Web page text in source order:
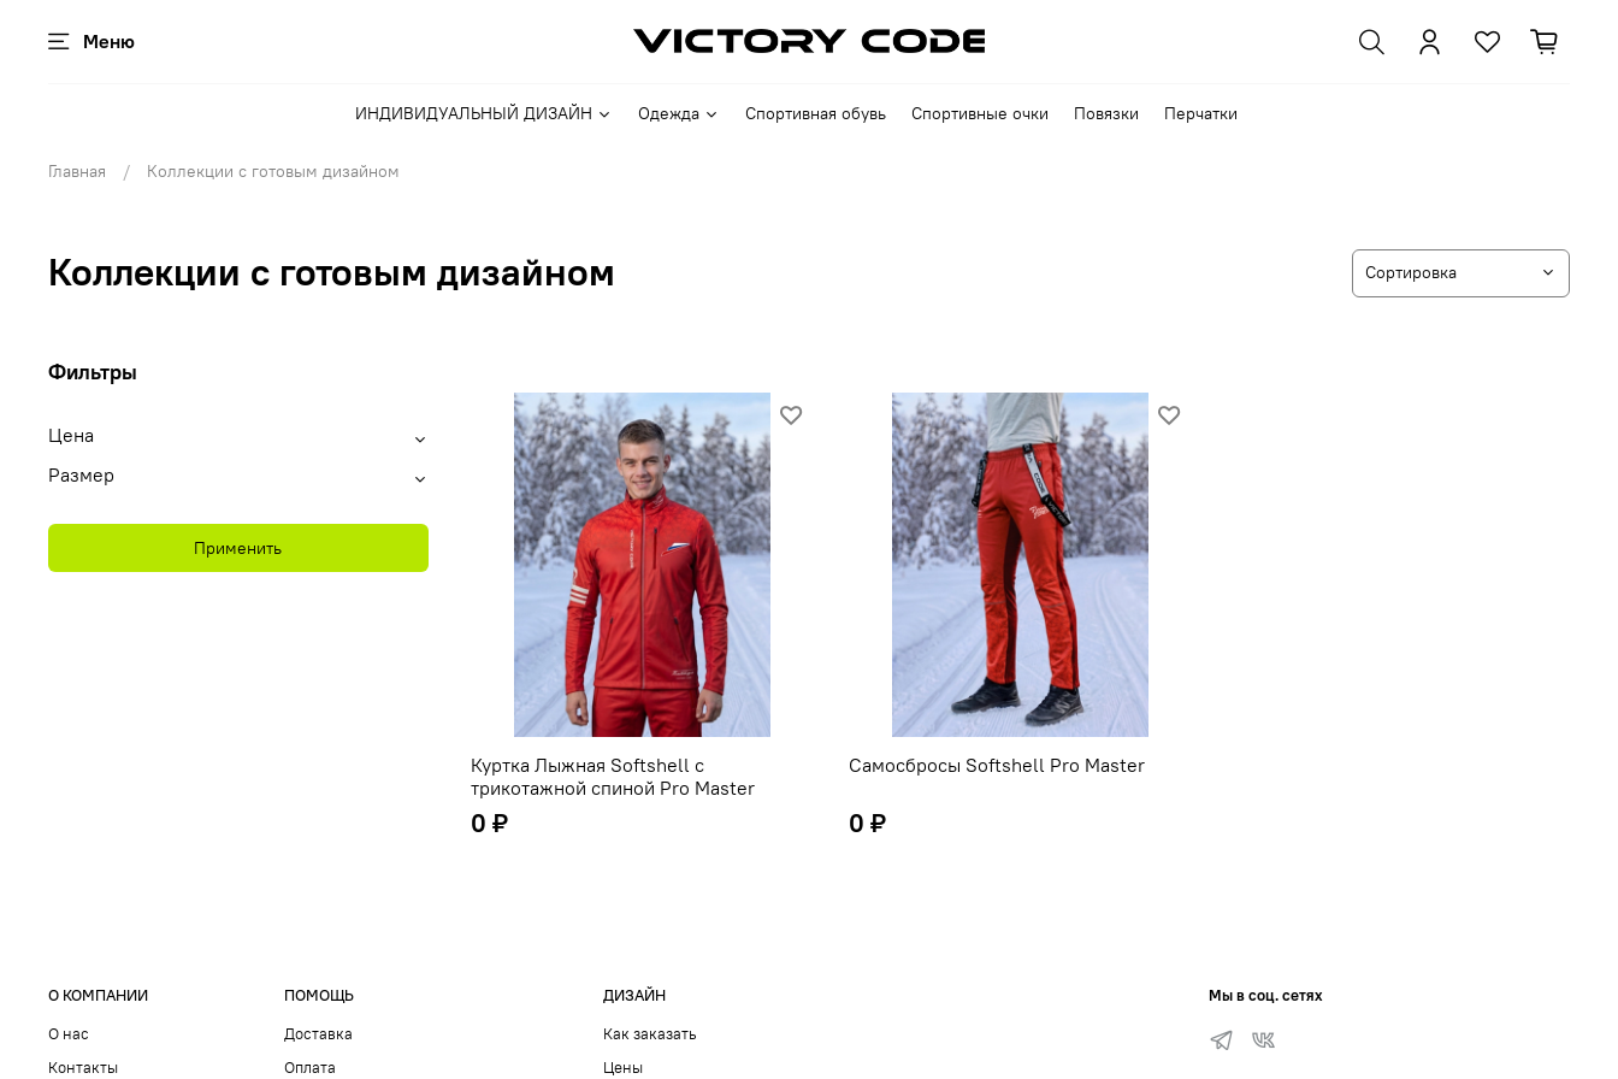
Меню
ИНДИВИДУАЛЬНЫЙ ДИЗАЙН Одежда Спортивная обувь Спортивные очки Повязки Перчатки
Главная Коллекции с готовым дизайном
Коллекции с готовым дизайном
Куртка Лыжная Softshell с
трикотажной спиной Pro Master
0 ₽
Самосбросы Softshell Pro Master
0 ₽
Фильтры
Цена
Размер
Применить
О КОМПАНИИ
О нас
Контакты
ПОМОЩЬ
Доставка
Оплата
ДИЗАЙН
Как заказать
Цены
Мы в соц. сетях